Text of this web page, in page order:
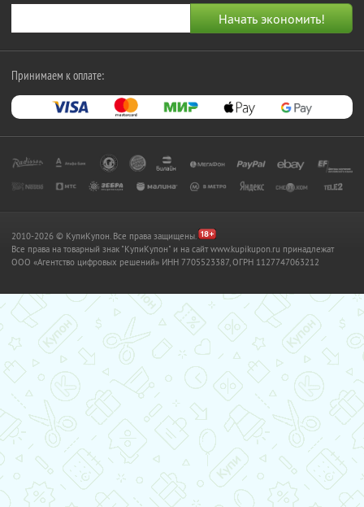
Принимаем к оплате:
2010-2026 © КупиКупон. Все права защищены.
Все права на товарный знак "КупиКупон" и на сайт www.kupikupon.ru принадлежат
OOO «Агентство цифровых решений» ИНН 7705523387, ОГРН 1127747063212